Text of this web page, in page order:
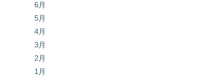
6月
5月
4月
3月
2月
1月